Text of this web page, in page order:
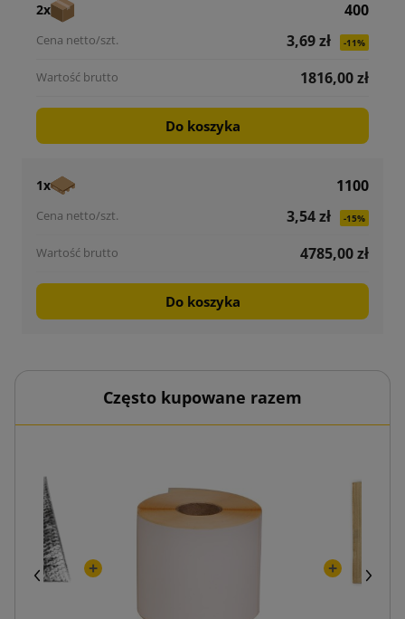
2x
400
3,69 zł
-11%
1816,00 zł
Do koszyka
1x
1100
3,54 zł
-15%
4785,00 zł
Do koszyka
Często kupowane razem